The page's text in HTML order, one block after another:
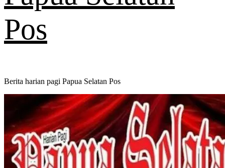
Pos
Berita harian pagi Papua Selatan Pos
Primary